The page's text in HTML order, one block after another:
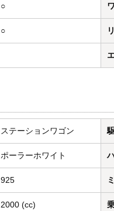
○
○
ステーションワゴン
ポーラーホワイト
925
2000 (cc)